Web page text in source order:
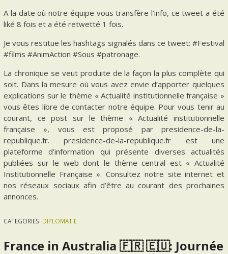
A la date où notre équipe vous transfère l’info, ce tweet a été
liké 8 fois et a été retwetté 1 fois.
Je vous restitue les hashtags signalés dans ce tweet: #Festival
#films #AnimAction #Sous #patronage.
La chronique se veut produite de la façon la plus complète qui
soit. Dans la mesure où vous avez envie d’apporter quelques
explications sur le thème « Actualité institutionnelle française »
vous êtes libre de contacter notre équipe. Pour vous tenir au
courant, ce post sur le thème « Actualité institutionnelle
française », vous est proposé par presidence-de-la-
republique.fr. presidence-de-la-republique.fr est une
plateforme d’information qui présente diverses actualités
publiées sur le web dont le thème central est « Actualité
Institutionnelle Française ». Consultez notre site internet et
nos réseaux sociaux afin d’être au courant des prochaines
annonces.
CATEGORIES: DIPLOMATIE
France in Australia 🇫🇷 🇪🇺: Journée